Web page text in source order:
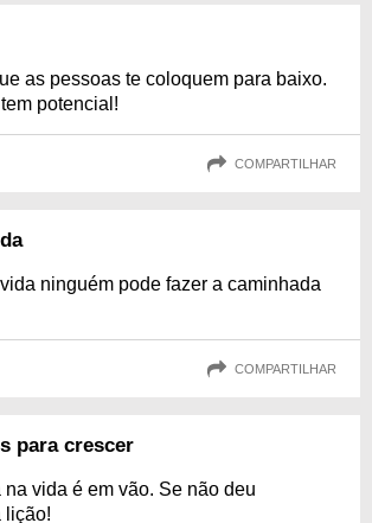
as pessoas te coloquem para baixo.
potencial!
COMPARTILHAR
ninguém pode fazer a caminhada
COMPARTILHAR
para crescer
vida é em vão. Se não deu
lição!